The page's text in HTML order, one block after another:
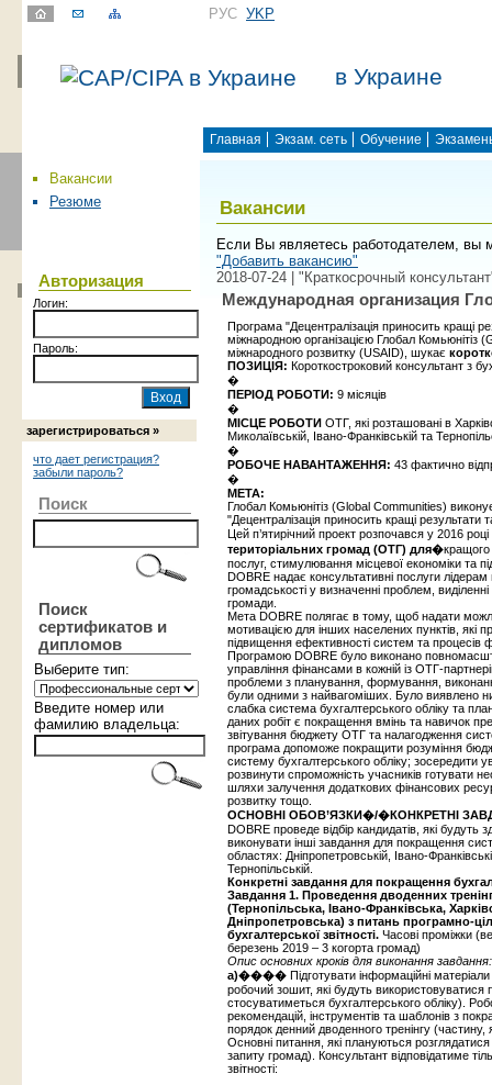
РУС УKР
в Украине
Главная Экзам. сеть Обучение
Вакансии
Резюме
Авторизация
Логин:
Пароль:
зарегистрироваться »
что дает регистрация?
забыли пароль?
Поиск
Поиск
сертификатов и
дипломов
Выберите тип:
Введите номер или
фамилию владельца:
Вакансии
Если Вы являетесь работодателем, вы
"Добавить вакансию"
2018-07-24 | "Краткосрочный
Международная организация
Програма "Децентралізація приносить кращі
міжнародною організацією Глобал
міжнародного розвитку (USAID), шукає
ПОЗИЦІЯ: Короткостроковий консультант з
�
ПЕРІОД РОБОТИ: 9 місяців
�
МІСЦЕ РОБОТИ ОТГ, які розташовані в
Миколаївській, Івано-Франківській та
�
РОБОЧЕ НАВАНТАЖЕННЯ: 43 фактично
�
МЕТА:
Глобал Комьюнітіз (Global Communities)
"Децентралізація приносить кращі результати
Цей п’ятирічний проект розпочався у 2016
територіальних громад (ОТГ) для�кращого
послуг, стимулювання місцевої економіки та
DOBRE надає консультативні послуги
громадськості у визначенні проблем,
громади.
Мета DOBRE полягає в тому, щоб надати
мотивацією для інших населених пунктів, які
підвищення ефективності систем та
Програмою DOBRE було виконано
управління фінансами в кожній із ОТГ-
проблеми з планування, формування,
були одними з найвагоміших. Було виявлено
слабка система бухгалтерського обліку та
даних робіт є покращення вмінь та навичок
звітування бюджету ОТГ та налагодження
програма допоможе покращити розуміння
систему бухгалтерського обліку; зосередити
розвинути спроможність учасників готувати
шляхи залучення додаткових фінансових
розвитку тощо.
ОСНОВНІ ОБОВ’ЯЗКИ�/�КОНКРЕТНІ
DOBRE проведе відбір кандидатів, які будуть
виконувати інші завдання для покращення
областях: Дніпропетровській, Івано-
Тернопільській.
Конкретні завдання для покращення
Завдання 1. Проведення дводенних
(Тернопільська, Івано-Франківська,
Дніпропетровська) з питань програмно-
бухгалтерської звітності. Часові проміжки
березень 2019 – 3 когорта громад)
Опис основних кроків для виконання завдання:
a)���� Підготувати інформаційні
робочий зошит, які будуть використовуватися
стосуватиметься бухгалтерського обліку).
рекомендацій, інструментів та шаблонів з
порядок денний дводенного тренінгу
Основні питання, які плануються
запиту громад). Консультант відповідатиме
звітності: